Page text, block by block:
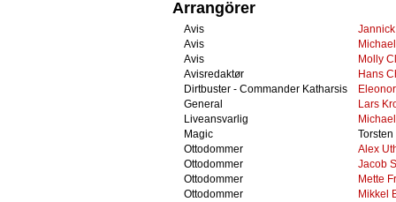
Arrangörer
Avis
Avis
Avis
Molly
Avisredaktør
Hans
Dirtbuster - Commander Katharsis
General
Lars
Liveansvarlig
Magic
Ottodommer
Alex
Ottodommer
Jacob
Ottodommer
Mette
Ottodommer
Mikkel